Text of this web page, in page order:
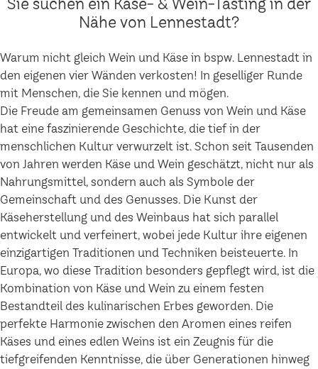
Nähe von Lennestadt?
Warum nicht gleich Wein und Käse in bspw. Lennestadt in
den eigenen vier Wänden verkosten! In geselliger Runde
mit Menschen, die Sie kennen und mögen.
Die Freude am gemeinsamen Genuss von Wein und Käse
hat eine faszinierende Geschichte, die tief in der
menschlichen Kultur verwurzelt ist. Schon seit Tausenden
von Jahren werden Käse und Wein geschätzt, nicht nur als
Nahrungsmittel, sondern auch als Symbole der
Gemeinschaft und des Genusses. Die Kunst der
Käseherstellung und des Weinbaus hat sich parallel
entwickelt und verfeinert, wobei jede Kultur ihre eigenen
einzigartigen Traditionen und Techniken beisteuerte. In
Europa, wo diese Tradition besonders gepflegt wird, ist die
Kombination von Käse und Wein zu einem festen
Bestandteil des kulinarischen Erbes geworden. Die
perfekte Harmonie zwischen den Aromen eines reifen
Käses und eines edlen Weins ist ein Zeugnis für die
tiefgreifenden Kenntnisse, die über Generationen hinweg